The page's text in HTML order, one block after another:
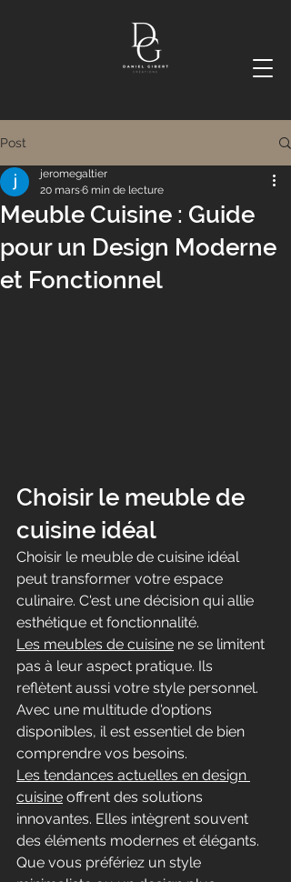
Post
Meuble Cuisine : Guide
pour un Design Moderne
et Fonctionnel
jeromegaltier
20 mars6 min de lecture
Choisir le meuble de
cuisine idéal
Choisir le meuble de cuisine idéal
peut transformer votre espace
culinaire. C'est une décision qui allie
esthétique et fonctionnalité.
Les meubles de cuisine ne se limitent
pas à leur aspect pratique. Ils
reflètent aussi votre style personnel.
Avec une multitude d'options
disponibles, il est essentiel de bien
comprendre vos besoins.
Les tendances actuelles en design
cuisine offrent des solutions
innovantes. Elles intègrent souvent
des éléments modernes et élégants.
Que vous préfériez un style